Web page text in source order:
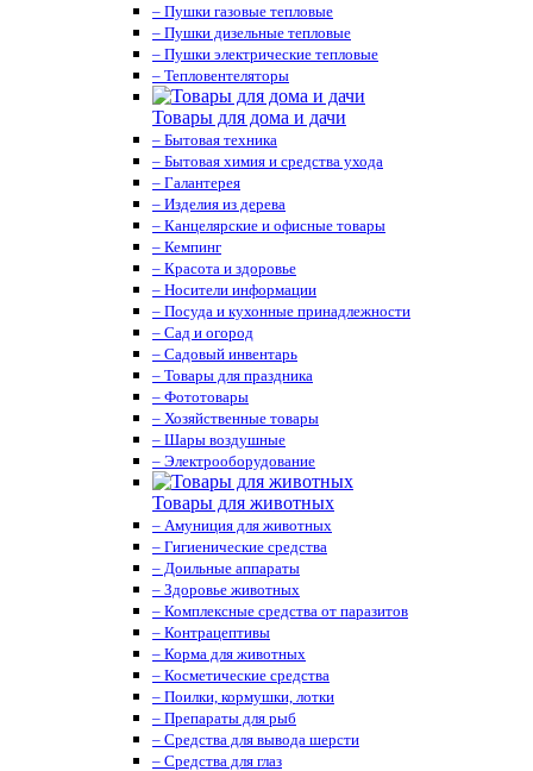
– Пушки газовые тепловые
– Пушки дизельные тепловые
– Пушки электрические тепловые
– Тепловентеляторы
Товары для дома и дачи
– Бытовая техника
– Бытовая химия и средства ухода
– Галантерея
– Изделия из дерева
– Канцелярские и офисные товары
– Кемпинг
– Красота и здоровье
– Носители информации
– Посуда и кухонные принадлежности
– Сад и огород
– Садовый инвентарь
– Товары для праздника
– Фототовары
– Хозяйственные товары
– Шары воздушные
– Электрооборудование
Товары для животных
– Амуниция для животных
– Гигиенические средства
– Доильные аппараты
– Здоровье животных
– Комплексные средства от паразитов
– Контрацептивы
– Корма для животных
– Косметические средства
– Поилки, кормушки, лотки
– Препараты для рыб
– Средства для вывода шерсти
– Средства для глаз